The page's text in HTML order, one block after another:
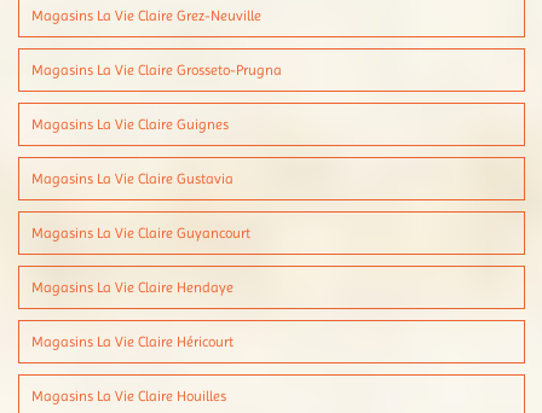
Magasins La Vie Claire Grez-Neuville
Magasins La Vie Claire Grosseto-Prugna
Magasins La Vie Claire Guignes
Magasins La Vie Claire Gustavia
Magasins La Vie Claire Guyancourt
Magasins La Vie Claire Hendaye
Magasins La Vie Claire Héricourt
Magasins La Vie Claire Houilles